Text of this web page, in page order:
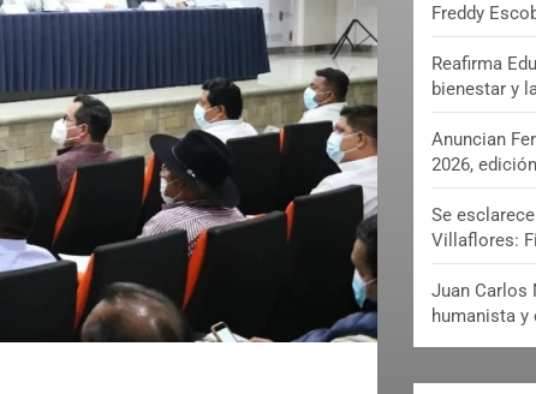
Freddy
Reafirma
bienestar y
Anuncian
2026,
Se
Villaflores:
Juan Carlos
humanista y